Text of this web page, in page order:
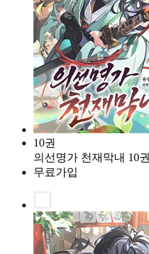
10권
의선명가 천재막내 10권
무료가입